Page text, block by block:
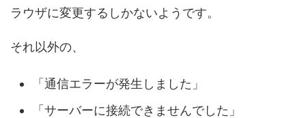
ラウザに変更するしかないようです。
それ以外の、
「通信エラーが発生しました」
「サーバーに接続できませんでした」